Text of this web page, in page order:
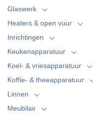
Glaswerk
Heaters & open vuur
Inrichtingen
Keukenapparatuur
Koel- & vriesapparatuur
Koffie- & theeapparatuur
Linnen
Meubilair